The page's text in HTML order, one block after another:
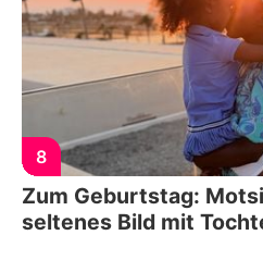
8
Zum Geburtstag:
seltenes Bild mit